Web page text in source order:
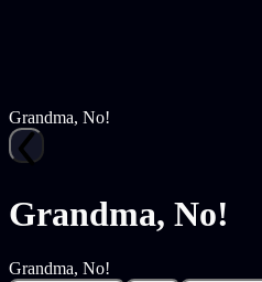
Grandma, No!
Grandma, No!
Grandma, No!